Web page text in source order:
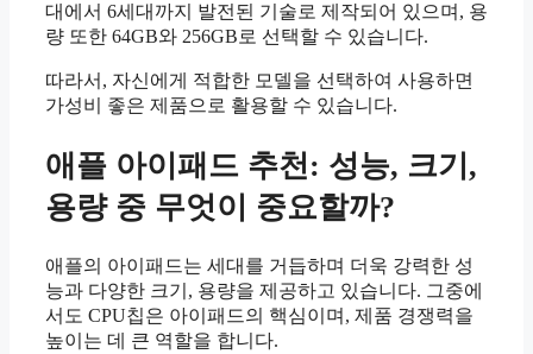
대에서 6세대까지 발전된 기술로 제작되어 있으며, 용
량 또한 64GB와 256GB로 선택할 수 있습니다.
따라서, 자신에게 적합한 모델을 선택하여 사용하면
가성비 좋은 제품으로 활용할 수 있습니다.
애플 아이패드 추천: 성능, 크기,
용량 중 무엇이 중요할까?
애플의 아이패드는 세대를 거듭하며 더욱 강력한 성
능과 다양한 크기, 용량을 제공하고 있습니다. 그중에
서도 CPU칩은 아이패드의 핵심이며, 제품 경쟁력을
높이는 데 큰 역할을 합니다.